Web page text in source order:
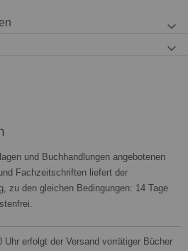
und Buchhandlungen angebotenen
Fachzeitschriften liefert der
zu den gleichen Bedingungen: 14 Tage
Uhr erfolgt der Versand vorrätiger Bücher